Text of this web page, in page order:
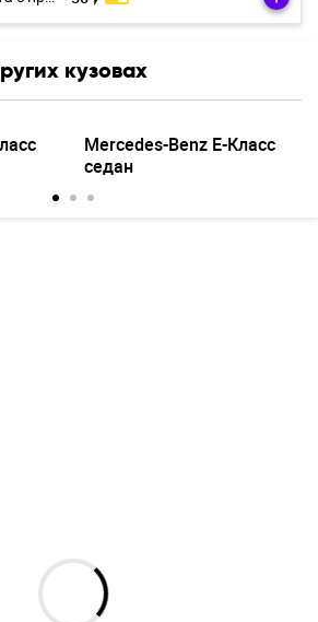
кузовах
Mercedes-Benz E-Класс
седан